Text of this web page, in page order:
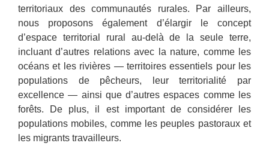
territoriaux des communautés rurales. Par ailleurs,
nous proposons également d’élargir le concept
d’espace territorial rural au-delà de la seule terre,
incluant d’autres relations avec la nature, comme les
océans et les rivières — territoires essentiels pour les
populations de pêcheurs, leur territorialité par
excellence — ainsi que d’autres espaces comme les
forêts. De plus, il est important de considérer les
populations mobiles, comme les peuples pastoraux et
les migrants travailleurs.